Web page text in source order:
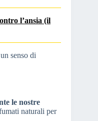
l’ansia (il
senso di
le nostre
naturali per